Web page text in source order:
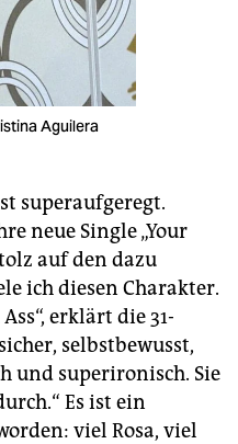
Aguilera
superaufgeregt.
neue Single „Your
auf den dazu
ich diesen Charakter.
erklärt die 31-
selbstbewusst,
und superironisch. Sie
Es ist ein
viel Rosa, viel